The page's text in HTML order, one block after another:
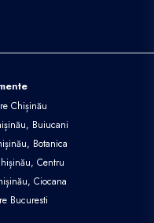
Chișinău
Buiucani
Botanica
Centru
Ciocana
Bucuresti